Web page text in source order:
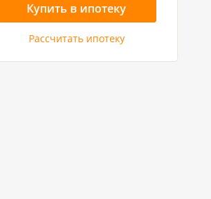
Купить в ипотеку
Рассчитать ипотеку